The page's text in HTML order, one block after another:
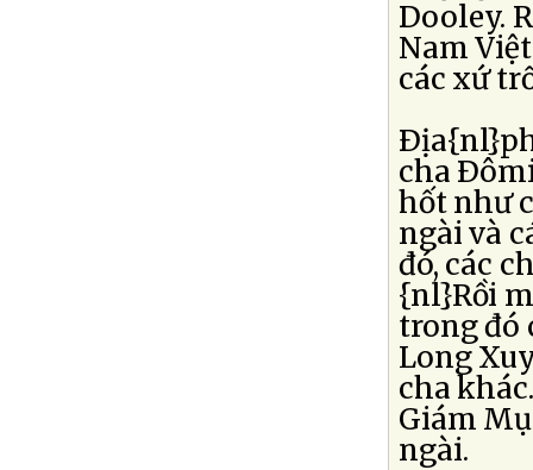
Dooley.
Nam
các xứ
cha
hốt như
ngài và
đó, các
{nl}Rồi
trong đó
Long
cha
Giám
ngài.